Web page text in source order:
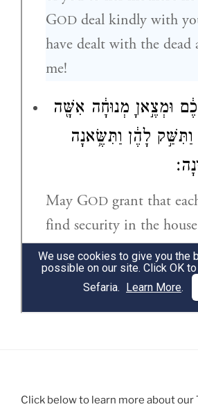
Click below to learn more about our